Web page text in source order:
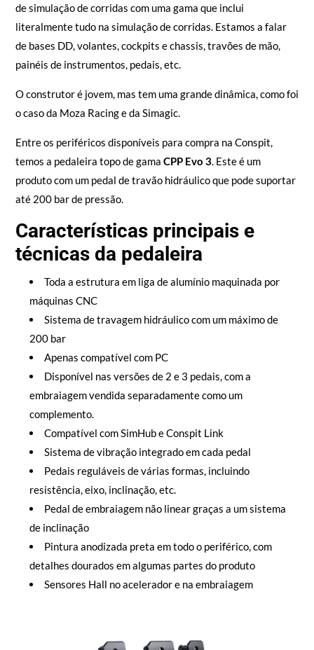
de simulação de corridas com uma gama que inclui
literalmente tudo na simulação de corridas. Estamos a falar
de bases DD, volantes, cockpits e chassis, travões de mão,
painéis de instrumentos, pedais, etc.
O construtor é jovem, mas tem uma grande dinâmica, como foi
o caso da Moza Racing e da Simagic.
Entre os periféricos disponíveis para compra na Conspit,
temos a pedaleira topo de gama CPP Evo 3. Este é um
produto com um pedal de travão hidráulico que pode suportar
até 200 bar de pressão.
Características principais e
técnicas da pedaleira
Toda a estrutura em liga de alumínio maquinada por
máquinas CNC
Sistema de travagem hidráulico com um máximo de
200 bar
Apenas compatível com PC
Disponível nas versões de 2 e 3 pedais, com a
embraiagem vendida separadamente como um
complemento.
Compatível com SimHub e Conspit Link
Sistema de vibração integrado em cada pedal
Pedais reguláveis de várias formas, incluindo
resistência, eixo, inclinação, etc.
Pedal de embraiagem não linear graças a um sistema
de inclinação
Pintura anodizada preta em todo o periférico, com
detalhes dourados em algumas partes do produto
Sensores Hall no acelerador e na embraiagem